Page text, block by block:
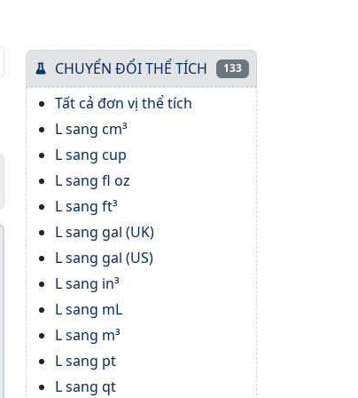
CHUYỂN ĐỔI THỂ TÍCH 133
Tất cả đơn vị thể tích
L sang cm³
L sang cup
L sang fl oz
L sang ft³
L sang gal (UK)
L sang gal (US)
L sang in³
L sang mL
L sang m³
L sang pt
L sang qt